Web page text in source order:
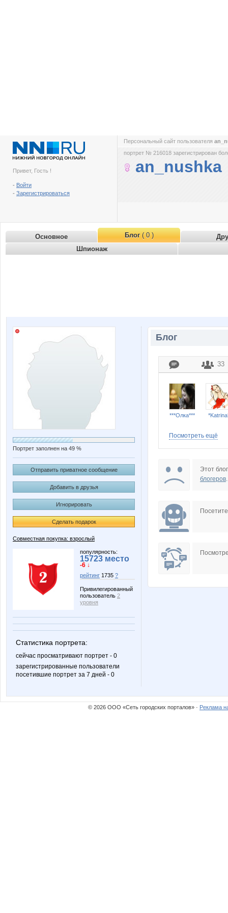
Привет, Гость !
- Войти
- Зарегистрироваться
Персональный сайт пользователя
портрет № 216018 зарегистрирован
an_nushka
Основное Блог( 0 )
Шпионаж
Портрет заполнен на 49 %
Отправить приватное сообщение
Добавить в друзья
Игнорировать
Сделать подарок
Совместная покупка: взрослый
популярность:
15723 место
-6 ↓
рейтинг 1735 ?
Привилегированный
пользователь 2
уровня
Статистика портрета:
сейчас просматривают портрет - 0
зарегистрированные пользователи
посетившие портрет за 7 дней - 0
Блог
33
***Олка***
a_e_n
Посмотреть ещё
Этот
блогеров.
© 2026 ООО «Сеть городских порталов» · Реклама